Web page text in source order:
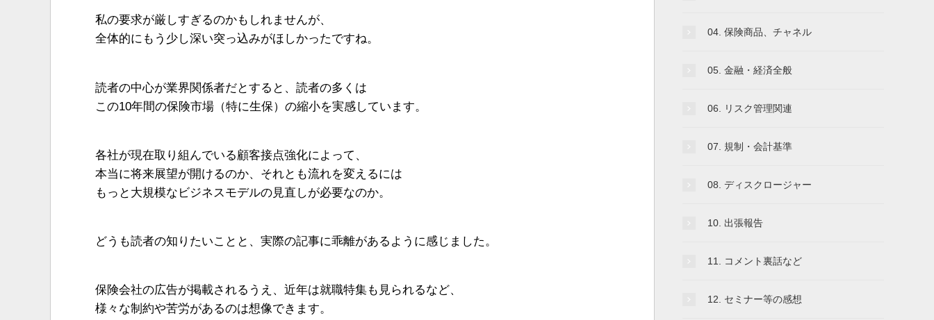
私の要求が厳しすぎるのかもしれませんが、
全体的にもう少し深い突っ込みがほしかったですね。
読者の中心が業界関係者だとすると、読者の多くは
この10年間の保険市場（特に生保）の縮小を実感しています。
各社が現在取り組んでいる顧客接点強化によって、
本当に将来展望が開けるのか、それとも流れを変えるには
もっと大規模なビジネスモデルの見直しが必要なのか。
どうも読者の知りたいことと、実際の記事に乖離があるように感じました。
保険会社の広告が掲載されるうえ、近年は就職特集も見られるなど、
様々な制約や苦労があるのは想像できます。
04. 保険商品、チャネル
05. 金融・経済全般
06. リスク管理関連
07. 規制・会計基準
08. ディスクロージャー
10. 出張報告
11. コメント裏話など
12. セミナー等の感想